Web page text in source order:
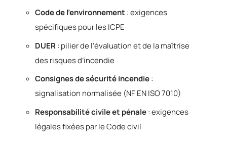
Code de l’environnement : exigences
spécifiques pour les ICPE
DUER : pilier de l’évaluation et de la maîtrise
des risques d’incendie
Consignes de sécurité incendie:
signalisation normalisée (NF EN ISO 7010)
Responsabilité civile et pénale: exigences
légales fixées par le Code civil